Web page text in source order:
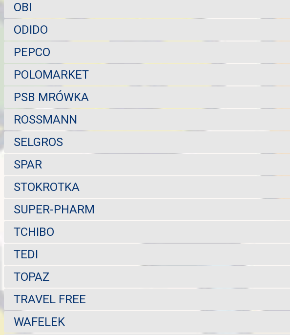
OBI
ODIDO
PEPCO
POLOMARKET
PSB MRÓWKA
ROSSMANN
SELGROS
SPAR
STOKROTKA
SUPER-PHARM
TCHIBO
TEDI
TOPAZ
TRAVEL FREE
WAFELEK